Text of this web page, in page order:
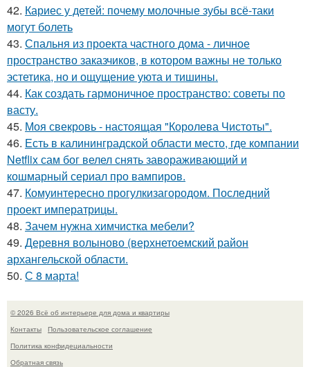
42. Кариес у детей: почему молочные зубы всё-таки
могут болеть
43. Спальня из проекта частного дома - личное
пространство заказчиков, в котором важны не только
эстетика, но и ощущение уюта и тишины.
44. Как создать гармоничное пространство: советы по
васту.
45. Моя свекровь - настоящая "Королева Чистоты".
46. Есть в калининградской области место, где компании
Netflix сам бог велел снять завораживающий и
кошмарный сериал про вампиров.
47. Комуинтересно прогулкизагородом. Последний
проект императрицы.
48. Зачем нужна химчистка мебели?
49. Деревня волыново (верхнетоемский район
архангельской области.
50. С 8 марта!
© 2026 Всё об интерьере для дома и квартиры
Контакты
Пользовательское соглашение
Политика конфидециальности
Обратная связь